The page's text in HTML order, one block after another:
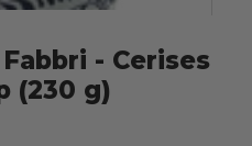
- Cerises
(230 g)